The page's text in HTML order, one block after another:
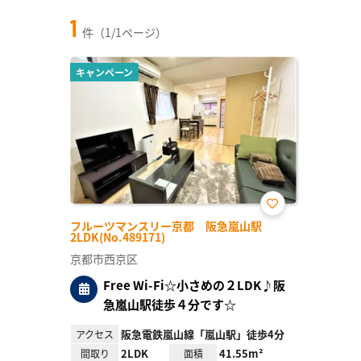
1 件（1/1ページ）
キャンペーン
フルーツマンスリー京都 阪急嵐山駅
2LDK(No.489171)
お気
に入
京都市西京区
Free Wi-Fi☆小さめの２LDK♪阪
急嵐山駅徒歩４分です☆
アクセス 阪急電鉄嵐山線「嵐山駅」徒歩4分
間取り 2LDK 面積 41.55m²